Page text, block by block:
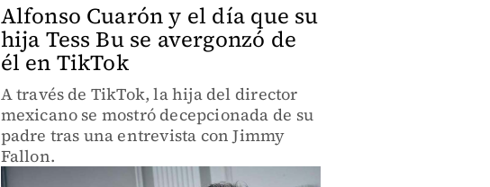
Alfonso Cuarón y el día que su
hija Tess Bu se avergonzó de
él en TikTok
A través de TikTok, la hija del director
mexicano se mostró decepcionada de su
padre tras una entrevista con Jimmy
Fallon.